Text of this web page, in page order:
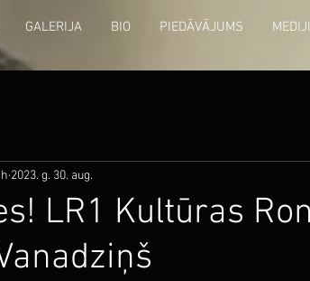
GALERIJA BIO PIEDĀVĀJUMS
LR1 Kultūras
2023. g. 30. aug.